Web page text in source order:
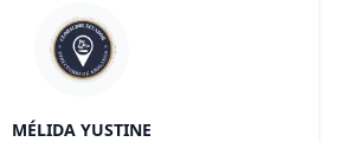
MÉLIDA YUSTINE